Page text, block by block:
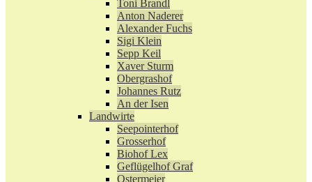
Toni Brandl
Anton Naderer
Alexander Fuchs
Sigi Klein
Sepp Keil
Xaver Sturm
Obergrashof
Johannes Rutz
An der Isen
Landwirte
Seepointerhof
Grosserhof
Biohof Lex
Geflügelhof Graf
Ostermeier